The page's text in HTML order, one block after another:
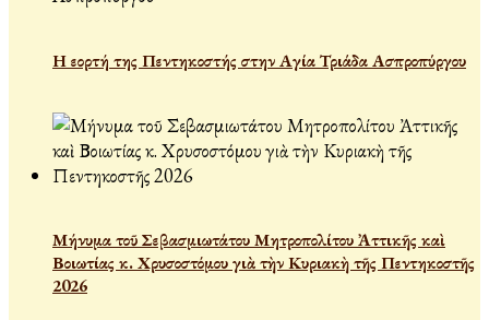
Η εορτή της Πεντηκοστής στην Αγία Τριάδα Ασπροπύργου
Μήνυμα τοῦ Σεβασμιωτάτου Μητροπολίτου Ἀττικῆς καὶ
Βοιωτίας κ. Χρυσοστόμου γιὰ τὴν Κυριακὴ τῆς Πεντηκοστῆς
2026